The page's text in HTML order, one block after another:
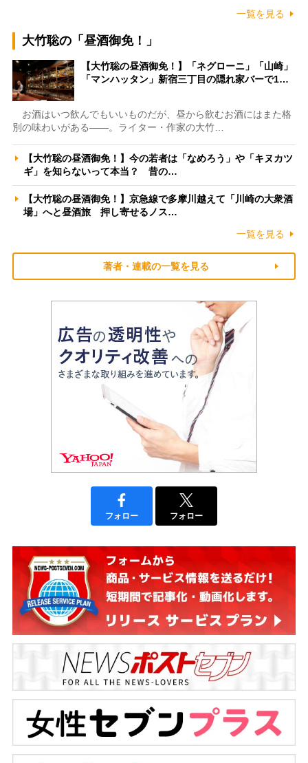
一覧を見る
大竹聡の「昼酒御免！」
【大竹聡の昼酒御免！】「ネグローニ」「山崎」
「マンハッタン」新宿三丁目の隠れ家バーで1…
お酒はいつ飲んでもいいものだが、昼から飲むお酒にはまた格
別の味わいがある――。ライター・作家の大竹…
【大竹聡の昼酒御免！】今の若者は「なめろう」や「キヌカツ
ギ」を知らないって本当？ 昔の…
【大竹聡の昼酒御免！】京急線で多摩川越えて「川崎の大衆酒
場」へと昼酒旅 押し寄せるノス…
一覧を見る
著者・連載の一覧を見る
フォロー フォロー